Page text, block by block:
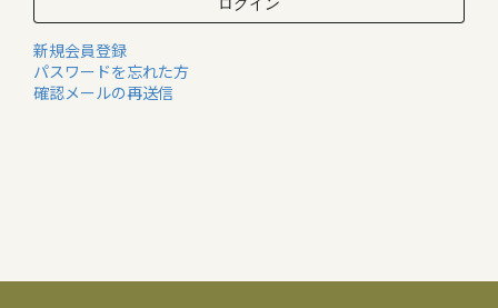
新規会員登録
パスワードを忘れた方
確認メールの再送信